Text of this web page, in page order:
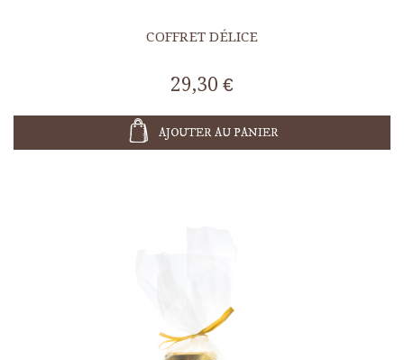
COFFRET DÉLICE
29,30 €
AJOUTER AU PANIER